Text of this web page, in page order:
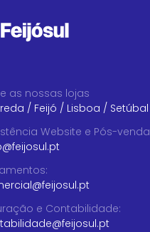
as nossas lojas
/ Feijó / Lisboa / Setúbal
Website e Pós-venda
:
e Contabilidade: